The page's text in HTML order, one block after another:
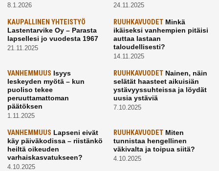
8.1.2026 24.11.2025
KAUPALLINEN YHTEISTYÖ
Lastentarvike Oy – Parasta
lapsellesi jo vuodesta 1967
21.11.2025
RUUHKAVUODETMinkä
ikäiseksi vanhempien pitäisi
auttaa lastaan
taloudellisesti?
14.11.2025
VANHEMMUUS Isyys
leskeyden myötä – kun
puoliso tekee
peruuttamattoman
päätöksen
1.11.2025
RUUHKAVUODETNainen, näin
selätät haasteet aikuisiän
ystävyyssuhteissa ja löydät
uusia ystäviä
7.10.2025
VANHEMMUUS Lapseni eivät
käy päiväkodissa – riistänkö
heiltä oikeuden
varhaiskasvatukseen?
4.10.2025
RUUHKAVUODETMiten
tunnistaa hengellinen
väkivalta ja toipua siitä?
4.10.2025